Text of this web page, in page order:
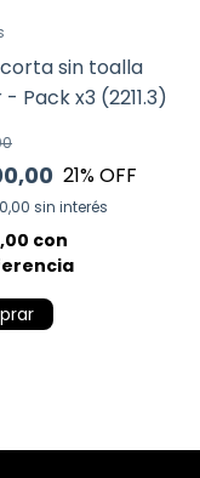
sin toalla
Pack x3 (2211.3)
21% OFF
sin interés
con